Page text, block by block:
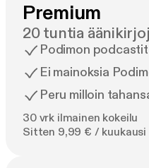
Premium
20 tuntia
Podimon podcastit
Ei mainoksia
Peru milloin
30 vrk ilmainen kokeilu
Sitten 9,99 € / kuukausi